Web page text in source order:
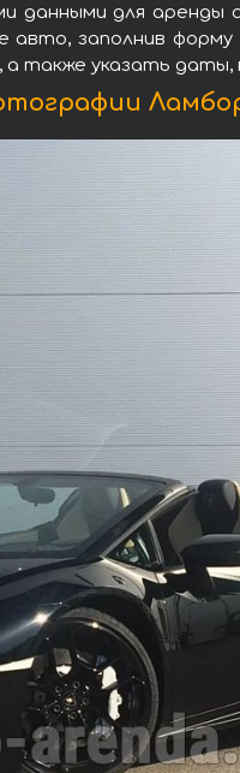
данными для
авто, заполнив
также указать